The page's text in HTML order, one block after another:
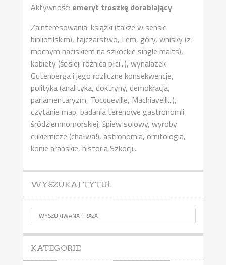
Aktywność: emeryt troszkę dorabiający
Zainteresowania: książki (także w sensie
bibliofilskim), fajczarstwo, Lem, góry, whisky (z
mocnym naciskiem na szkockie single malts),
kobiety (ściślej: różnica płci...), wynalazek
Gutenberga i jego rozliczne konsekwencje,
polityka (analityka, doktryny, demokracja,
parlamentaryzm, Tocqueville, Machiavelli...),
czytanie map, badania terenowe gastronomii
śródziemnomorskiej, śpiew solowy, wyroby
cukiernicze (chałwa!), astronomia, ornitologia,
konie arabskie, historia Szkocji...
WYSZUKAJ TYTUŁ
KATEGORIE